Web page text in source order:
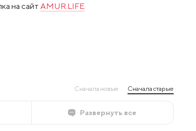
на сайт AMUR.LIFE
Сначала новые Сначала старые
Развернуть все